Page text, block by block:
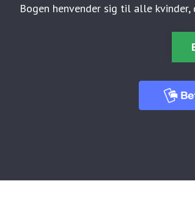
Bogen henvender sig til alle